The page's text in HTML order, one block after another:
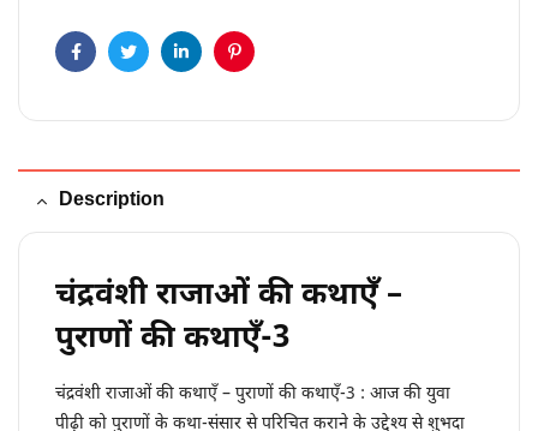
FacebookTwitterLinkedinPinterest
Description
चंद्रवंशी राजाओं की कथाएँ –
पुराणों की कथाएँ-3
चंद्रवंशी राजाओं की कथाएँ – पुराणों की कथाएँ-3 : आज की युवा
पीढ़ी को पुराणों के कथा-संसार से परिचित कराने के उद्देश्य से शुभदा